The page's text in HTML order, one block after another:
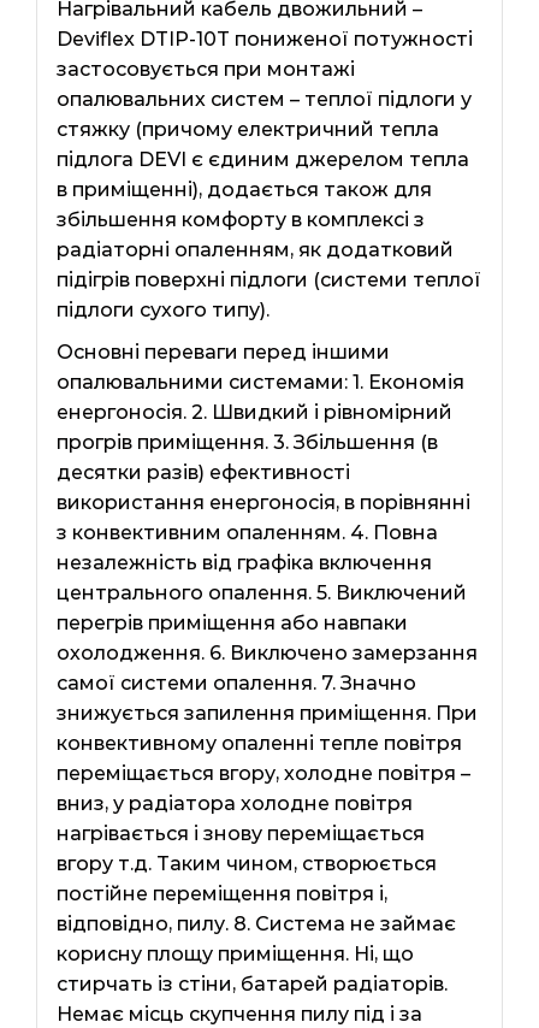
Нагрівальний кабель двожильний –
Deviflex DTIP-10T пониженої потужності
застосовується при монтажі
опалювальних систем – теплої підлоги у
стяжку (причому електричний тепла
підлога DEVI є єдиним джерелом тепла
в приміщенні), додається також для
збільшення комфорту в комплексі з
радіаторні опаленням, як додатковий
підігрів поверхні підлоги (системи теплої
підлоги сухого типу).
Основні переваги перед іншими
опалювальними системами: 1. Економія
енергоносія. 2. Швидкий і рівномірний
прогрів приміщення. 3. Збільшення (в
десятки разів) ефективності
використання енергоносія, в порівнянні
з конвективним опаленням. 4. Повна
незалежність від графіка включення
центрального опалення. 5. Виключений
перегрів приміщення або навпаки
охолодження. 6. Виключено замерзання
самої системи опалення. 7. Значно
знижується запилення приміщення. При
конвективному опаленні тепле повітря
переміщається вгору, холодне повітря –
вниз, у радіатора холодне повітря
нагрівається і знову переміщається
вгору т.д. Таким чином, створюється
постійне переміщення повітря і,
відповідно, пилу. 8. Система не займає
корисну площу приміщення. Ні, що
стирчать із стіни, батарей радіаторів.
Немає місць скупчення пилу під і за